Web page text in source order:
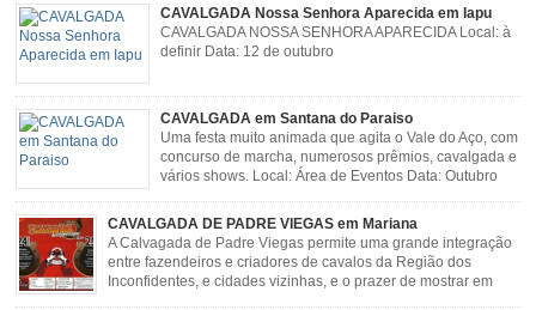
CAVALGADA Nossa Senhora Aparecida em Iapu
CAVALGADA NOSSA SENHORA APARECIDA Local: à
definir Data: 12 de outubro
CAVALGADA em Santana do Paraiso
Uma festa muito animada que agita o Vale do Aço, com
concurso de marcha, numerosos prêmios, cavalgada e
vários shows. Local: Área de Eventos Data: Outubro
CAVALGADA DE PADRE VIEGAS em Mariana
A Calvagada de Padre Viegas permite uma grande integração
entre fazendeiros e criadores de cavalos da Região dos
Inconfidentes, e cidades vizinhas, e o prazer de mostrar em